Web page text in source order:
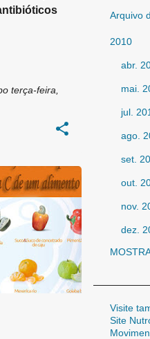
terça-feira,
Arquivo
2010
abr.
mai.
jul.
ago.
set.
out.
nov.
dez.
2011
mar.
Visite
Site